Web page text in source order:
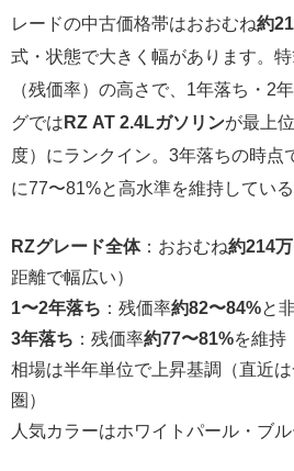
レードの中古価格帯はおおむね約
式・状態で大きく幅があります。
（残価率）の高さで、1年落ち・2
グでは RZ AT 2.4Lガソリンが最上
度）にランクイン。3年落ちの時点
に77〜81%と高水準を維持している
RZグレード全体 ：おおむね約214
距離で幅広い）
1〜2年落ち ：残価率約82〜84%と
3年落ち ：残価率約77〜81%を維持
相場は半年単位で上昇基調（直近
圏）
人気カラーはホワイトパール・ブ